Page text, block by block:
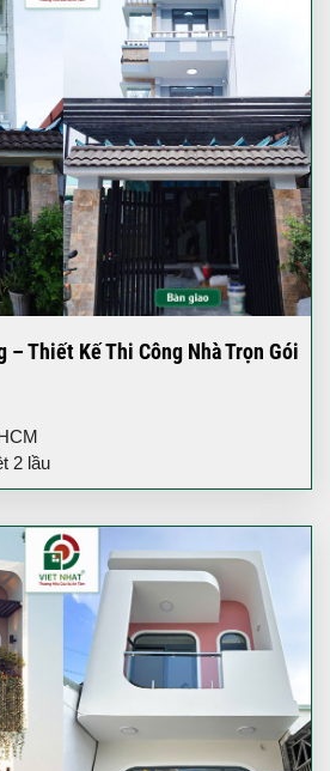
– Thiết Kế Thi Công Nhà Trọn Gói
2 lầu